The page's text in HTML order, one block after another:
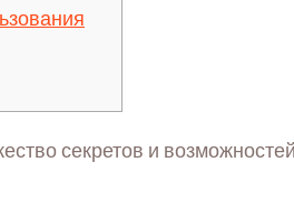
секретов и